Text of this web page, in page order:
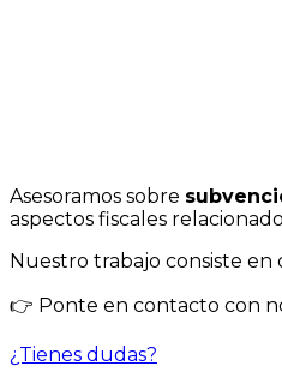
Asesoramos sobre
aspectos fiscales
Nuestro trabajo consiste
👉 Ponte en contacto con
¿Tienes dudas?